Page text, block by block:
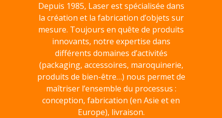
Depuis 1985, Laser est spécialisée dans
la création et la fabrication d’objets sur
mesure. Toujours en quête de produits
innovants, notre expertise dans
différents domaines d’activités
(packaging, accessoires, maroquinerie,
produits de bien-être…) nous permet de
maîtriser l’ensemble du processus :
conception, fabrication (en Asie et en
Europe), livraison.